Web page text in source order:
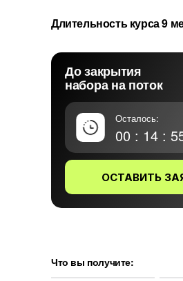
Что вы получите:
Осталось:
ОСТАВИТЬ
До закрытия
набора на поток
00 : 14 :
Длительность курса 9